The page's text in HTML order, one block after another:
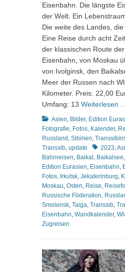
Eisenbahn. Die längste
der Welt. Ein
Die weite des Landes,
Eine Reise durch acht
der klassischen Route
Eisenbahn, von Moskau
von Ivolginsk, den
Meer der Russen nach
Kilometer. Preis: 22,00
Umfang: 13 Weiterlesen
Kategorien
Asien, Bilder, Edition
Fotografie, Fotos, Kalender,
Russland , Sibirien,
Transsib, update 2023,
Bahnreisen, Baikal , Baikalsee,
Edition Eurasien, Eisenbahn,
Fotos, Irkutsk, Jekaterinburg,
Moskau, Osten, Reise,
Russische Föderation,
Smolensk, Taiga, Transsib,
Eisenbahn, Wandkalender,
Zugreisen